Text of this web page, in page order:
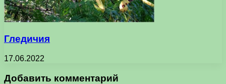
Гледичия
17.06.2022
Добавить комментарий